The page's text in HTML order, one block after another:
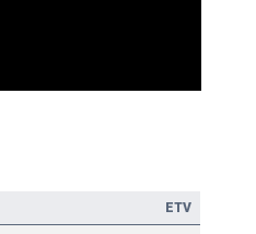
ETV